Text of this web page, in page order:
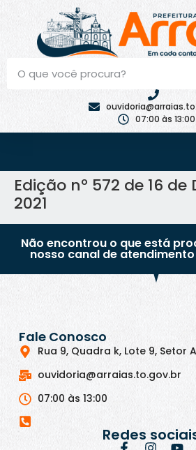
07:00 às 13:00
Edição nº 572 de 16
2021
Não encontrou o que está
nosso canal de
Fale Conosco
Rua 9, Quadra k, Lote 9, Setor
ouvidoria@arraias.to.gov.br
07:00 às 13:00
Redes